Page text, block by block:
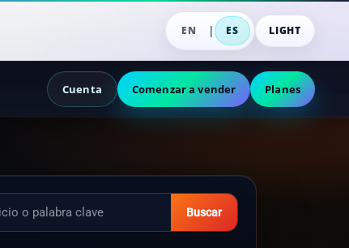
EN | ES LIGHT
Cuenta Comenzar a vender Planes
Buscar